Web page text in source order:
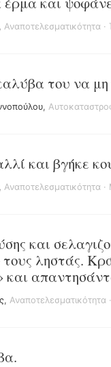
, Αναποτελεσματικότητα ·
του να μη
,
και βγήκε
, Αναποτελεσματικότητα ·
και
ληστάς.
και
, Αναποτελεσματικότητα ·